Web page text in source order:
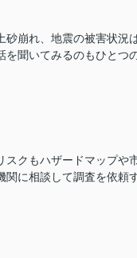
砂崩れ、地震の被害状況
を聞いてみるのもひとつ
スクもハザードマップや
関に相談して調査を依頼